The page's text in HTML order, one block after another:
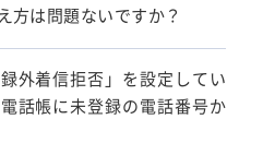
方は問題ないですか？
外着信拒否」を設定してい
話帳に未登録の電話番号か